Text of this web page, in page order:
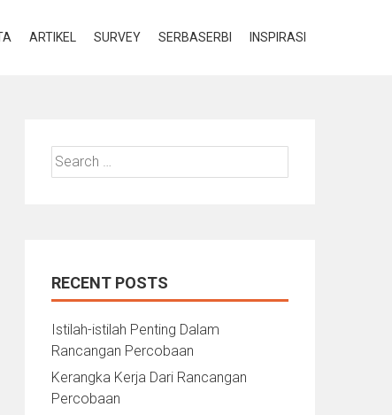
ARTIKEL SURVEY SERBASERBI INSPIRASI
Search
for:
RECENT POSTS
Istilah-istilah Penting Dalam
Rancangan Percobaan
Kerangka Kerja Dari Rancangan
Percobaan